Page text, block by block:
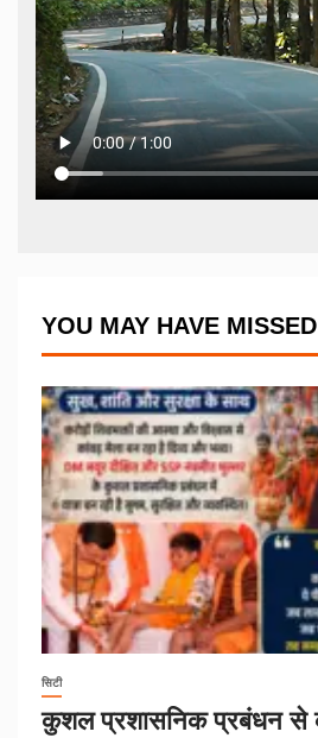
YOU MAY HAVE MISSED
सिटी
कुशल प्रशासनिक प्रबंधन से